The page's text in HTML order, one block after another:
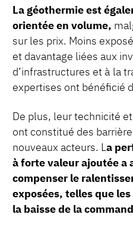
La géothermie est
orientée en volume,
sur les prix. Moins
et davantage liées aux
d’infrastructures et à la
expertises ont bénéficié
De plus, leur technicité
ont constitué des
nouveaux acteurs. La
à forte valeur ajoutée a
compenser le
exposées, telles que
la baisse de la